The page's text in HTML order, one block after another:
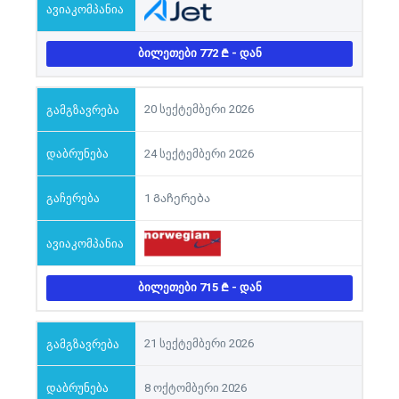
ᲑᲘᲚᲔᲗᲔᲑᲘ 772 - ᲓᲐᲜ
20 სექტემბერი 2026
24 სექტემბერი 2026
1 Გაჩერება
ᲑᲘᲚᲔᲗᲔᲑᲘ 715 - ᲓᲐᲜ
21 სექტემბერი 2026
8 ოქტომბერი 2026